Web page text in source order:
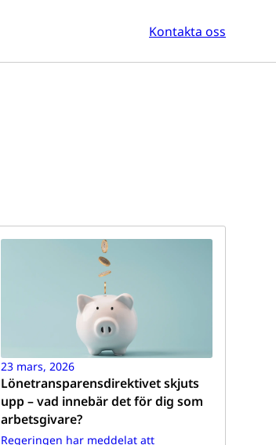
Kontakta oss
23 mars, 2026
Lönetransparensdirektivet skjuts
upp – vad innebär det för dig som
arbetsgivare?
Regeringen har meddelat att